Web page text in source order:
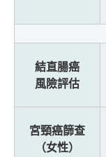
結直腸癌
風險評估
宮頸癌篩查
（女性）